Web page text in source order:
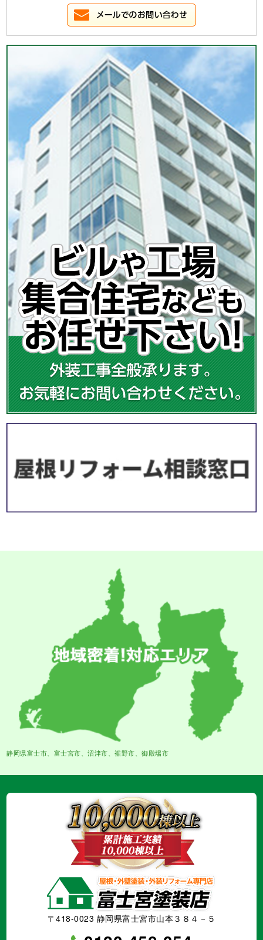
静岡県富士市、富士宮市、沼津市、裾野市、御殿場市
〒418-0023 静岡県富士宮市山本３８４－５